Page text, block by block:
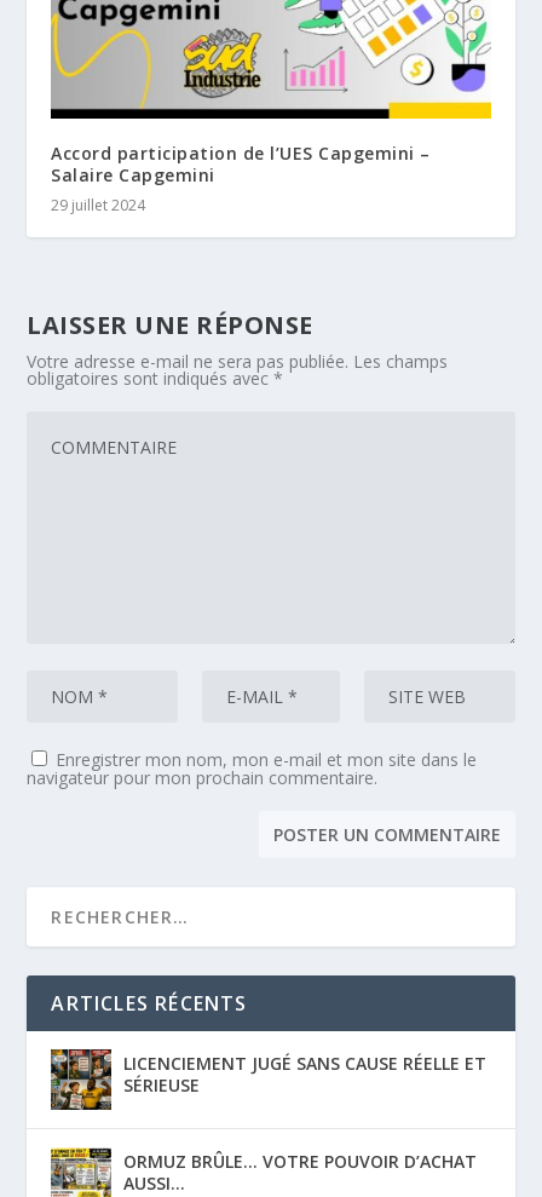
Accord participation de l’UES Capgemini –
Salaire Capgemini
29 juillet 2024
LAISSER UNE RÉPONSE
Votre adresse e-mail ne sera pas publiée. Les champs
obligatoires sont indiqués avec*
Enregistrer mon nom, mon e-mail et mon site dans le
navigateur pour mon prochain commentaire.
ARTICLES RÉCENTS
LICENCIEMENT JUGÉ SANS CAUSE RÉELLE ET
SÉRIEUSE
ORMUZ BRÛLE… VOTRE POUVOIR D’ACHAT
AUSSI…